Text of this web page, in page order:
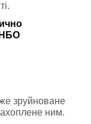
зруйноване
ним.